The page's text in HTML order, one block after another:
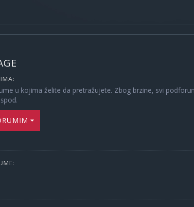
u kojima želite da pretražujete. Zbog brzine, svi